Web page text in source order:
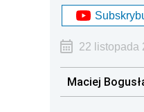
22 listopada
Maciej